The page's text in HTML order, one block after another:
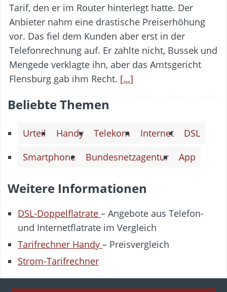
Tarif, den er im Router hinterlegt hatte. Der
Anbieter nahm eine drastische Preiserhöhung
vor. Das fiel dem Kunden aber erst in der
Telefonrechnung auf. Er zahlte nicht, Bussek und
Mengede verklagte ihn, aber das Amtsgericht
Flensburg gab ihm Recht. […]
Beliebte Themen
Urteil Handy Telekom Internet
DSL
Smartphone
Bundesnetzagentur App
Weitere Informationen
DSL-Doppelflatrate – Angebote aus Telefon-
und Internetflatrate im Vergleich
Tarifrechner Handy – Preisvergleich
Strom-Tarifrechner